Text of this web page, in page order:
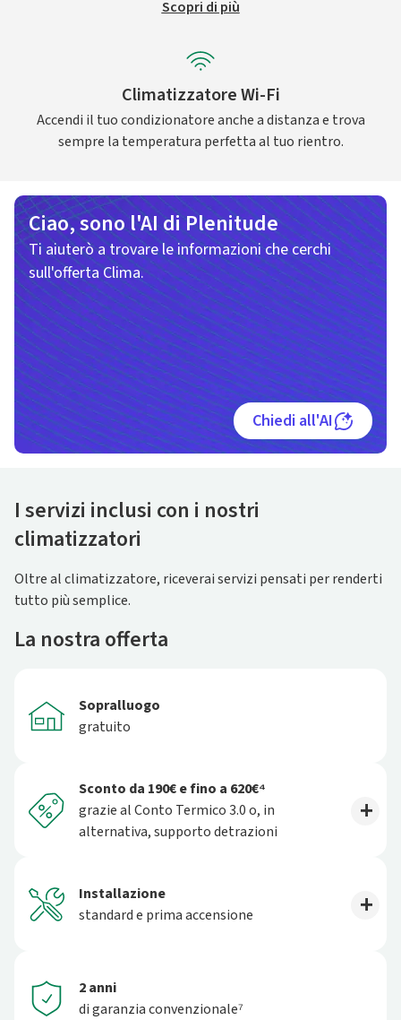
Scopri di più
Climatizzatore Wi-Fi
Accendi il tuo condizionatore anche a distanza e trova
sempre la temperatura perfetta al tuo rientro.
Ciao, sono l'AI di Plenitude
Ti aiuterò a trovare le informazioni che cerchi
sull'offerta Clima.
Chiedi all'AI
I servizi inclusi con i nostri
climatizzatori
Oltre al climatizzatore, riceverai servizi pensati per renderti
tutto più semplice.
La nostra offerta
Sopralluogo
gratuito
Sconto da 190€ e fino a 620€⁴
grazie al Conto Termico 3.0 o, in
alternativa, supporto detrazioni
Installazione
standard e prima accensione
2 anni
di garanzia convenzionale⁷